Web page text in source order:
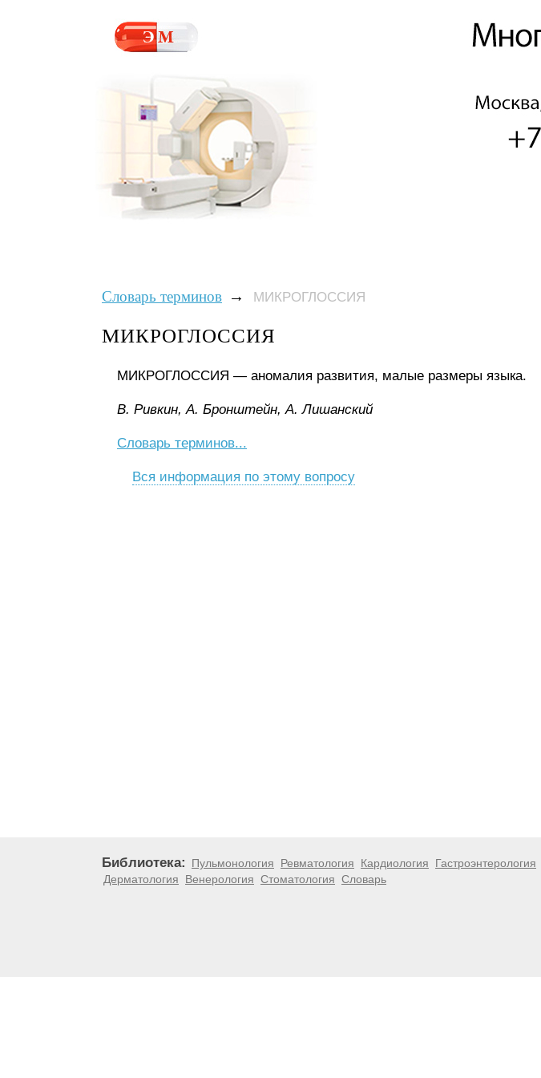
Словарь терминов → МИКРОГЛОССИЯ
МИКРОГЛОССИЯ
МИКРОГЛОССИЯ — аномалия развития, малые размеры языка.
B. Pивкин, A. Бpoнштeйн, A. Лишaнcкий
Словарь терминов...
Вся информация по этому вопросу
Библиотека: Пульмонология Ревматология Кардиология Гастроэнтерология
Дерматология
Венерология Стоматология Словарь